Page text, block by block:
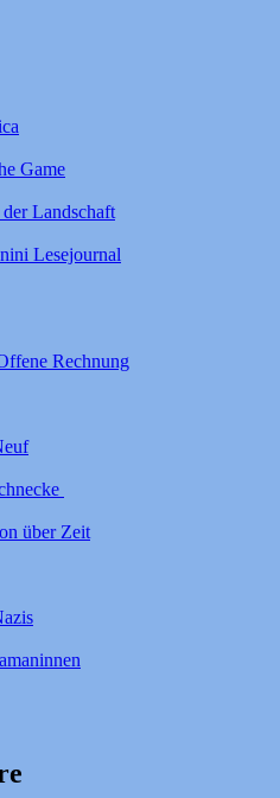
Game
Landschaft
Lesejournal
Rechnung
über Zeit